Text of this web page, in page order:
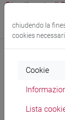
Dipartimento di
Sede:Malcanton
chiudendo la
cookies necessari
Cookie
Lista